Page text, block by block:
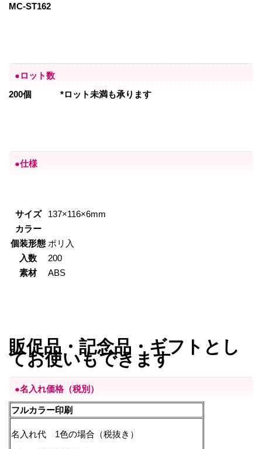
MC-ST162
●ロット数
200個 *ロット未満も承ります
●仕様
サイズ
137×116×6mm
カラー
個装形態 ポリ入
入数
200
素材
ABS
販促品・記念品・ギフトとし
てお使いもできます
●名入れ価格（税別）
フルカラー印刷
名入れ代 1色の場合（税抜き）